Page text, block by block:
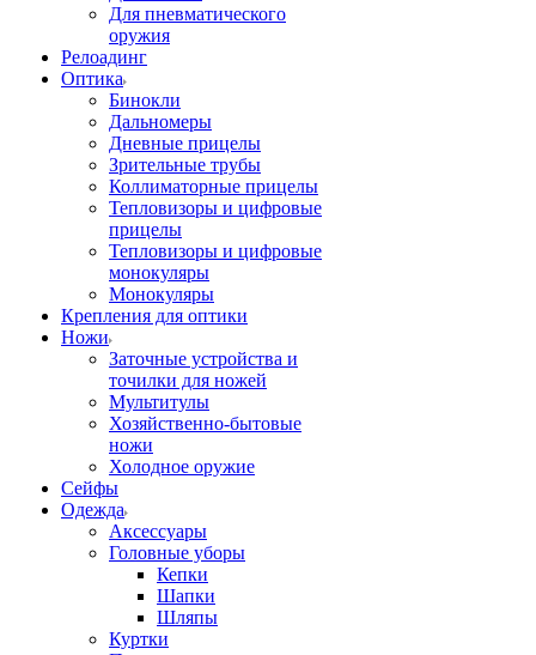
Для пневматического
оружия
Релоадинг
Оптика
Бинокли
Дальномеры
Дневные прицелы
Зрительные трубы
Коллиматорные прицелы
Тепловизоры и цифровые
прицелы
Тепловизоры и цифровые
монокуляры
Монокуляры
Крепления для оптики
Ножи
Заточные устройства и
точилки для ножей
Мультитулы
Хозяйственно-бытовые
ножи
Холодное оружие
Сейфы
Одежда
Аксессуары
Головные уборы
Кепки
Шапки
Шляпы
Куртки